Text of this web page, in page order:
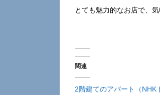
とても魅力的なお店で、
関連
2階建てのアパート（NHK